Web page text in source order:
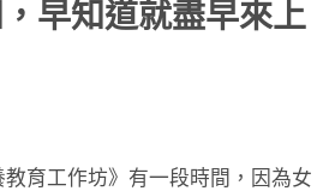
早知道就盡早來上
育工作坊》有一段時間，因為女